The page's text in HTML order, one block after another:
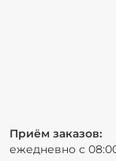
Приём заказов:
ежедневно с